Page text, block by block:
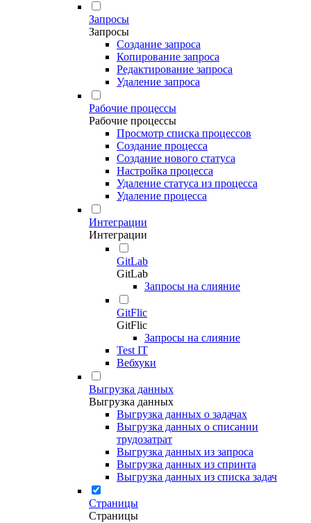
Запросы
Запросы
Создание запроса
Копирование запроса
Редактирование запроса
Удаление запроса
Рабочие процессы
Рабочие процессы
Просмотр списка процессов
Создание процесса
Создание нового статуса
Настройка процесса
Удаление статуса из процесса
Удаление процесса
Интеграции
Интеграции
GitLab
GitLab
Запросы на слияние
GitFlic
GitFlic
Запросы на слияние
Test IT
Вебхуки
Выгрузка данных
Выгрузка данных
Выгрузка данных о задачах
Выгрузка данных о списании
трудозатрат
Выгрузка данных из запроса
Выгрузка данных из спринта
Выгрузка данных из списка задач
Страницы
Страницы